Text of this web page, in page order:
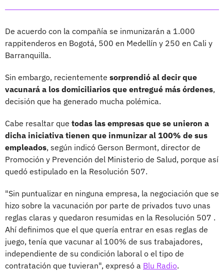
De acuerdo con la compañía se inmunizarán a 1.000
rappitenderos en Bogotá, 500 en Medellín y 250 en Cali y
Barranquilla.
Sin embargo, recientemente sorprendió al decir que
vacunará a los domiciliarios que entregué más órdenes,
decisión que ha generado mucha polémica.
Cabe resaltar que todas las empresas que se unieron a
dicha iniciativa tienen que inmunizar al 100% de sus
empleados, según indicó Gerson Bermont, director de
Promoción y Prevención del Ministerio de Salud, porque así
quedó estipulado en la Resolución 507.
"Sin puntualizar en ninguna empresa, la negociación que se
hizo sobre la vacunación por parte de privados tuvo unas
reglas claras y quedaron resumidas en la Resolución 507 .
Ahí definimos que el que quería entrar en esas reglas de
juego, tenía que vacunar al 100% de sus trabajadores,
independiente de su condición laboral o el tipo de
contratación que tuvieran", expresó a Blu Radio.